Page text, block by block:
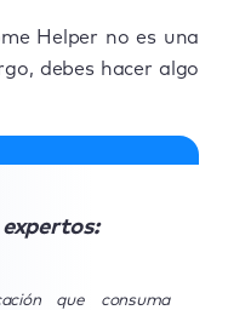
Helper no es una
debes hacer algo
que consuma